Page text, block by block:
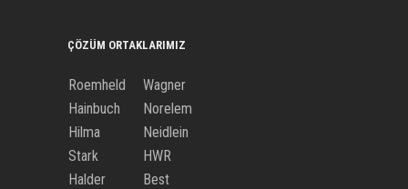
ÇÖZÜM ORTAKLARIMIZ
Roemheld
Wagner
Hainbuch
Norelem
Hilma
Neidlein
Stark
HWR
Halder
Best